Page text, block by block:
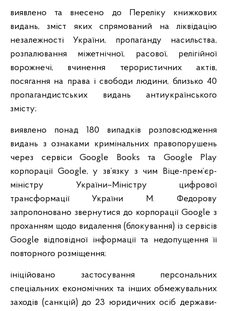
виявлено та внесено до Переліку книжкових
видань, зміст яких спрямований на ліквідацію
незалежності України, пропаганду насильства,
розпалювання міжетнічної, расової, релігійної
ворожнечі, вчинення терористичних актів,
посягання на права і свободи людини, близько 40
пропагандистських видань антиукраїнського
змісту;
виявлено понад 180 випадків розповсюдження
видань з ознаками кримінальних правопорушень
через сервіси Google Books та Google Play
корпорації Google, у зв’язку з чим Віце-прем’єр-
міністру України–Міністру цифрової
трансформації України М. Федорову
запропоновано звернутися до корпорації Google з
проханням щодо видалення (блокування) із сервісів
Google відповідної інформації та недопущення її
повторного розміщення;
ініційовано застосування персональних
спеціальних економічних та інших обмежувальних
заходів (санкцій) до 23 юридичних осіб держави-